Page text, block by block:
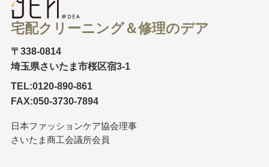
宅配クリーニング＆修理のデア
〒338-0814
埼玉県さいたま市桜区宿3-1
TEL:0120-890-861
FAX:050-3730-7894
日本ファッションケア協会理事
さいたま商工会議所会員